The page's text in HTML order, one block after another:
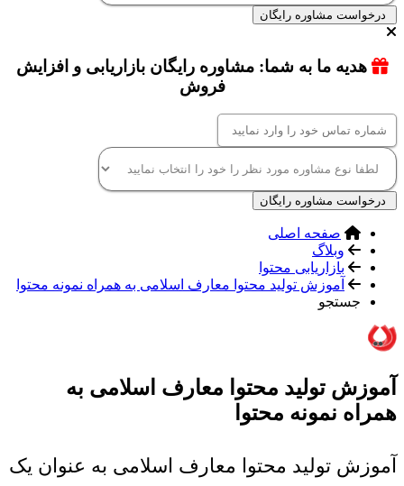
درخواست مشاوره رایگان
هدیه ما به شما: مشاوره رایگان بازاریابی و افزایش
فروش
درخواست مشاوره رایگان
صفحه اصلی
وبلاگ
بازاریابی محتوا
آموزش تولید محتوا معارف اسلامی به همراه نمونه محتوا
جستجو
آموزش تولید محتوا معارف اسلامی به
همراه نمونه محتوا
آموزش تولید محتوا معارف اسلامی به عنوان یک